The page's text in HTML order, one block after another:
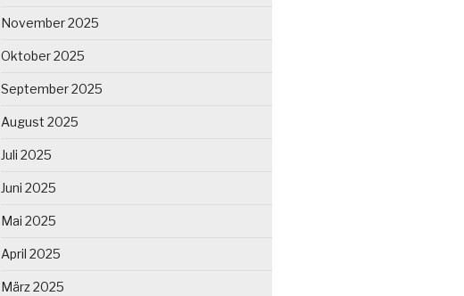
November 2025
Oktober 2025
September 2025
August 2025
Juli 2025
Juni 2025
Mai 2025
April 2025
März 2025